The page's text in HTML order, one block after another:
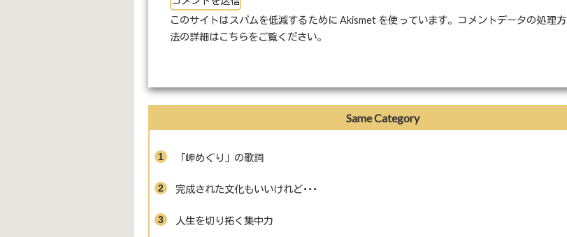
このサイトはスパムを低減するために Akismet を使っています。 コメントデータの処理方
法の詳細はこちらをご覧ください。
Same Category
「岬めぐり」の歌詞
完成された文化もいいけれど･･･
人生を切り拓く集中力